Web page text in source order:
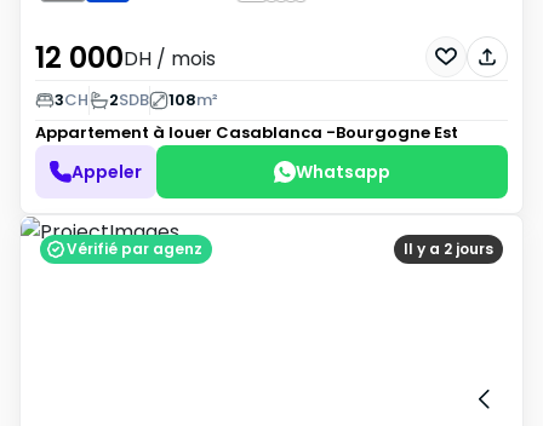
12 000DH / mois
3CH 2SDB 108m²
Appartement à louer Casablanca -Bourgogne Est
Appeler Whatsapp
Il y a 2 jours
Vérifié par agenz